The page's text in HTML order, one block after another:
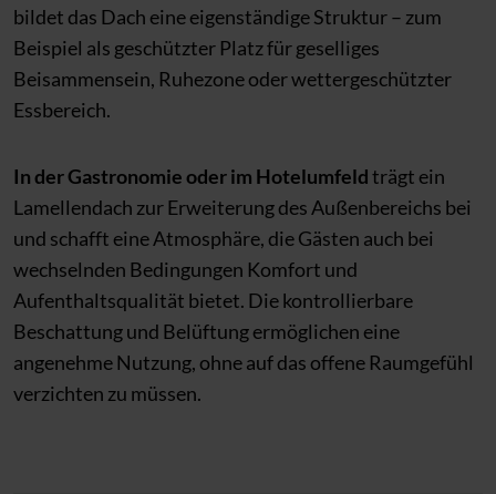
bildet das Dach eine eigenständige Struktur – zum
Beispiel als geschützter Platz für geselliges
Beisammensein, Ruhezone oder wettergeschützter
Essbereich.
In der Gastronomie oder im Hotelumfeldträgt ein
Lamellendach zur Erweiterung des Außenbereichs bei
und schafft eine Atmosphäre, die Gästen auch bei
wechselnden Bedingungen Komfort und
Aufenthaltsqualität bietet. Die kontrollierbare
Beschattung und Belüftung ermöglichen eine
angenehme Nutzung, ohne auf das offene Raumgefühl
verzichten zu müssen.